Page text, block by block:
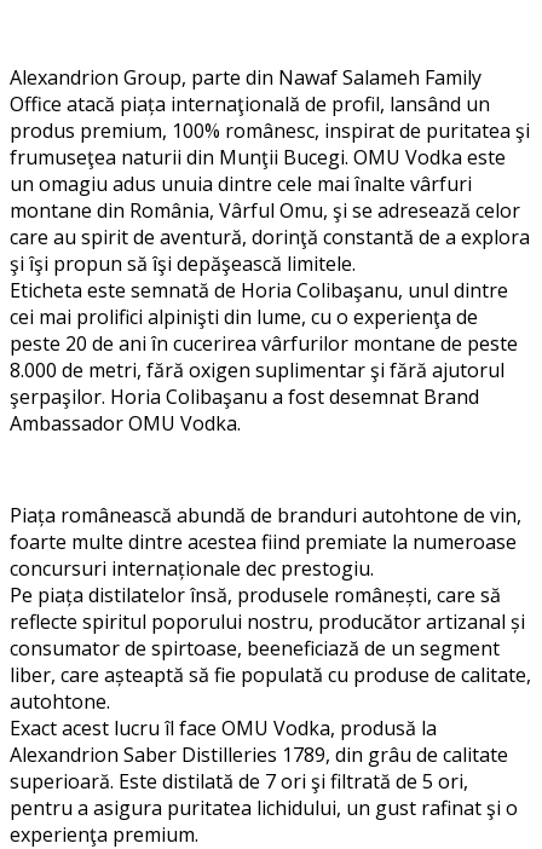
Alexandrion Group, parte din Nawaf Salameh Family
Office atacă piața internaţională de profil, lansând un
produs premium, 100% românesc, inspirat de puritatea şi
frumuseţea naturii din Munţii Bucegi. OMU Vodka este
un omagiu adus unuia dintre cele mai ȋnalte vârfuri
montane din România, Vârful Omu, şi se adresează celor
care au spirit de aventură, dorinţă constantă de a explora
şi ȋşi propun să ȋşi depăşească limitele.
Eticheta este semnată de Horia Colibaşanu, unul dintre
cei mai prolifici alpinişti din lume, cu o experienţa de
peste 20 de ani ȋn cucerirea vârfurilor montane de peste
8.000 de metri, fără oxigen suplimentar şi fără ajutorul
şerpaşilor. Horia Colibaşanu a fost desemnat Brand
Ambassador OMU Vodka.
Piața românească abundă de branduri autohtone de vin,
foarte multe dintre acestea fiind premiate la numeroase
concursuri internaționale dec prestogiu.
Pe piața distilatelor însă, produsele românești, care să
reflecte spiritul poporului nostru, producător artizanal și
consumator de spirtoase, beeneficiază de un segment
liber, care așteaptă să fie populată cu produse de calitate,
autohtone.
Exact acest lucru îl face OMU Vodka, produsă la
Alexandrion Saber Distilleries 1789, din grâu de calitate
superioară. Este distilată de 7 ori şi filtrată de 5 ori,
pentru a asigura puritatea lichidului, un gust rafinat şi o
experienţa premium.